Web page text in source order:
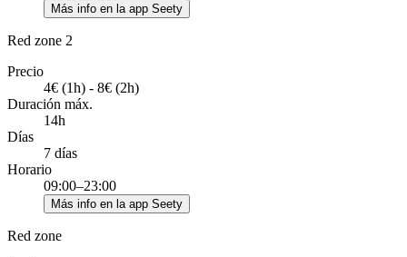
Más info en la app Seety
Red zone 2
Precio
4€ (1h) - 8€ (2h)
Duración máx.
14h
Días
7 días
Horario
09:00–23:00
Más info en la app Seety
Red zone